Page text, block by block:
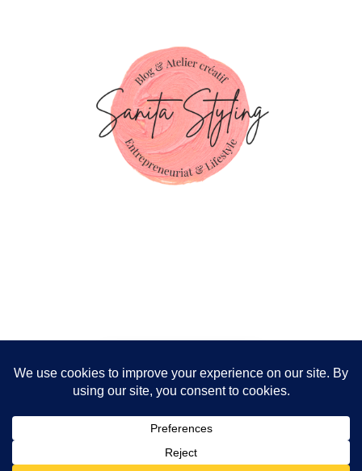
FOLLOW ME!
2026 CopyrightSanita Styling.Blossom Chic - Développé
Nous utilisons des cookies pour vous garantir la meilleure
expérience sur notre site. Si vous continuez à utiliser ce
dernier, nous considérerons que vous acceptez l'utilisation des
cookies.
OK